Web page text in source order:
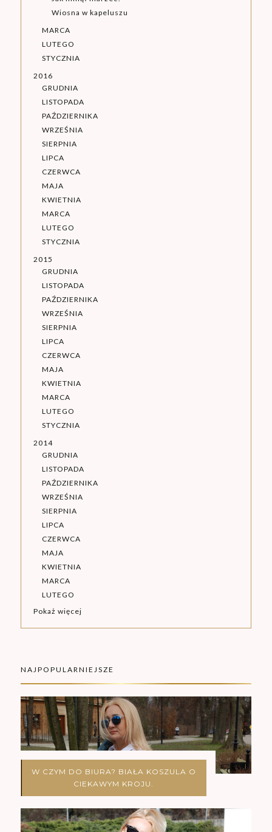
Wiosna w kapeluszu
MARCA
LUTEGO
STYCZNIA
2016
GRUDNIA
LISTOPADA
PAŹDZIERNIKA
WRZEŚNIA
SIERPNIA
LIPCA
CZERWCA
MAJA
KWIETNIA
MARCA
LUTEGO
STYCZNIA
2015
GRUDNIA
LISTOPADA
PAŹDZIERNIKA
WRZEŚNIA
SIERPNIA
LIPCA
CZERWCA
MAJA
KWIETNIA
MARCA
LUTEGO
STYCZNIA
2014
GRUDNIA
LISTOPADA
PAŹDZIERNIKA
WRZEŚNIA
SIERPNIA
LIPCA
CZERWCA
MAJA
KWIETNIA
MARCA
LUTEGO
Pokaż więcej
NAJPOPULARNIEJSZE
W CZYM DO BIURA? BIAŁA KOSZULA O
CIEKAWYM KROJU.